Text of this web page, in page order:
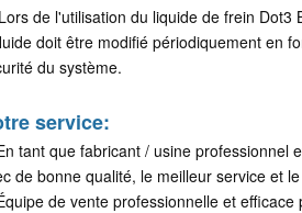
de l'utilisation du liquide de frein
doit être modifié périodiquement en
du système.
service:
tant que fabricant / usine professionnel
de bonne qualité, le meilleur service et
de vente professionnelle et